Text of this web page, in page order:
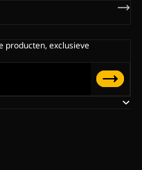
producten, exclusieve